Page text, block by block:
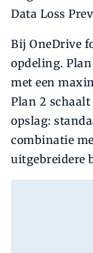
Data Loss
Bij OneDrive
opdeling.
met een
Plan 2
opslag:
combinatie
uitgebreidere